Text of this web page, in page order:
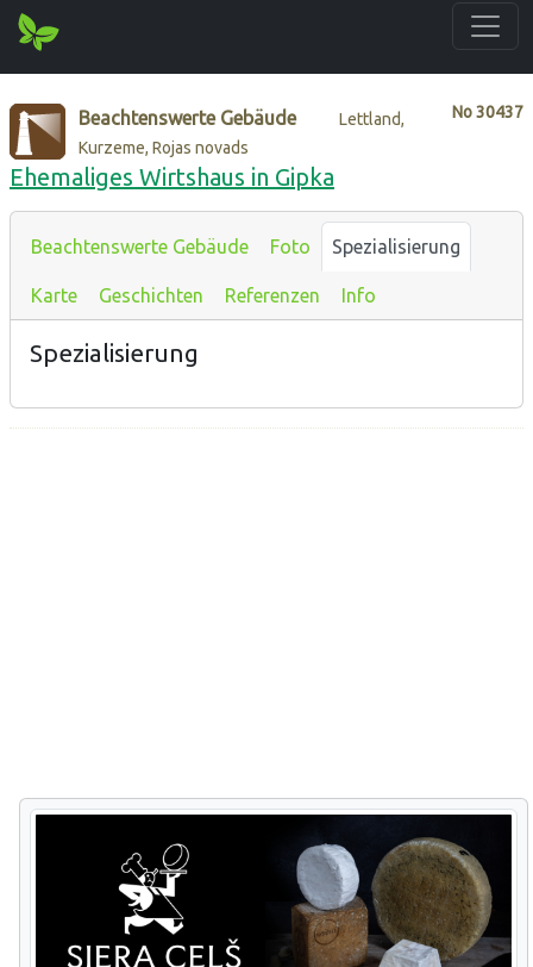
No30437
Beachtenswerte Gebäude
Lettland,
Kurzeme, Rojas novads
Ehemaliges Wirtshaus in Gipka
Beachtenswerte Gebäude Foto Spezialisierung
Karte Geschichten Referenzen Info
Spezialisierung